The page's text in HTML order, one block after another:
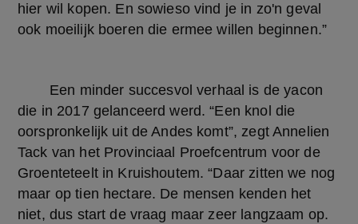
hier wil kopen. En sowieso vind je in zo'n geval
ook moeilijk boeren die ermee willen beginnen.”
die in 2017 gelanceerd werd. “Een knol die
oorspronkelijk uit de Andes komt”, zegt Annelien
Tack van het Provinciaal Proefcentrum voor de
Groenteteelt in Kruishoutem. “Daar zitten we nog
maar op tien hectare. De mensen kenden het
niet, dus start de vraag maar zeer langzaam op.